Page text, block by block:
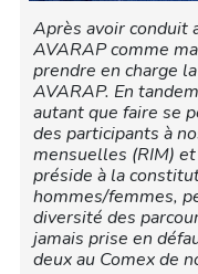
Après avoir conduit
AVARAP comme
prendre en charge
AVARAP. En
autant que faire se
des participants à
mensuelles (RIM)
préside à la
hommes/femmes,
diversité des
jamais prise en
deux au Comex de